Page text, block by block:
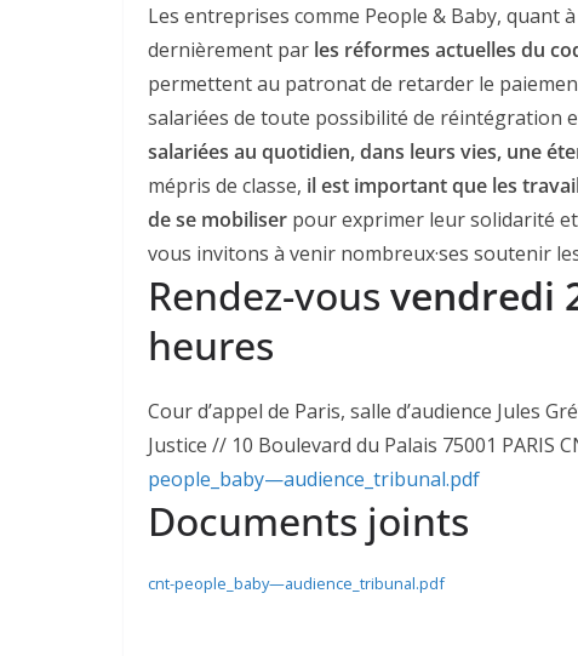
Les entreprises comme People & Baby, quant
dernièrement par les réformes actuelles du
permettent au patronat de retarder le
salariées de toute possibilité de réintégration
salariées au quotidien, dans leurs vies, une
mépris de classe, il est important que les
de se mobiliser pour exprimer leur solidarité et
vous invitons à venir nombreux·ses soutenir
Rendez-vous vendredi
heures
Cour d’appel de Paris, salle d’audience Jules
Justice // 10 Boulevard du Palais 75001 PARIS
people_baby—audience_tribunal.pdf
Documents joints
cnt-people_baby—audience_tribunal.pdf